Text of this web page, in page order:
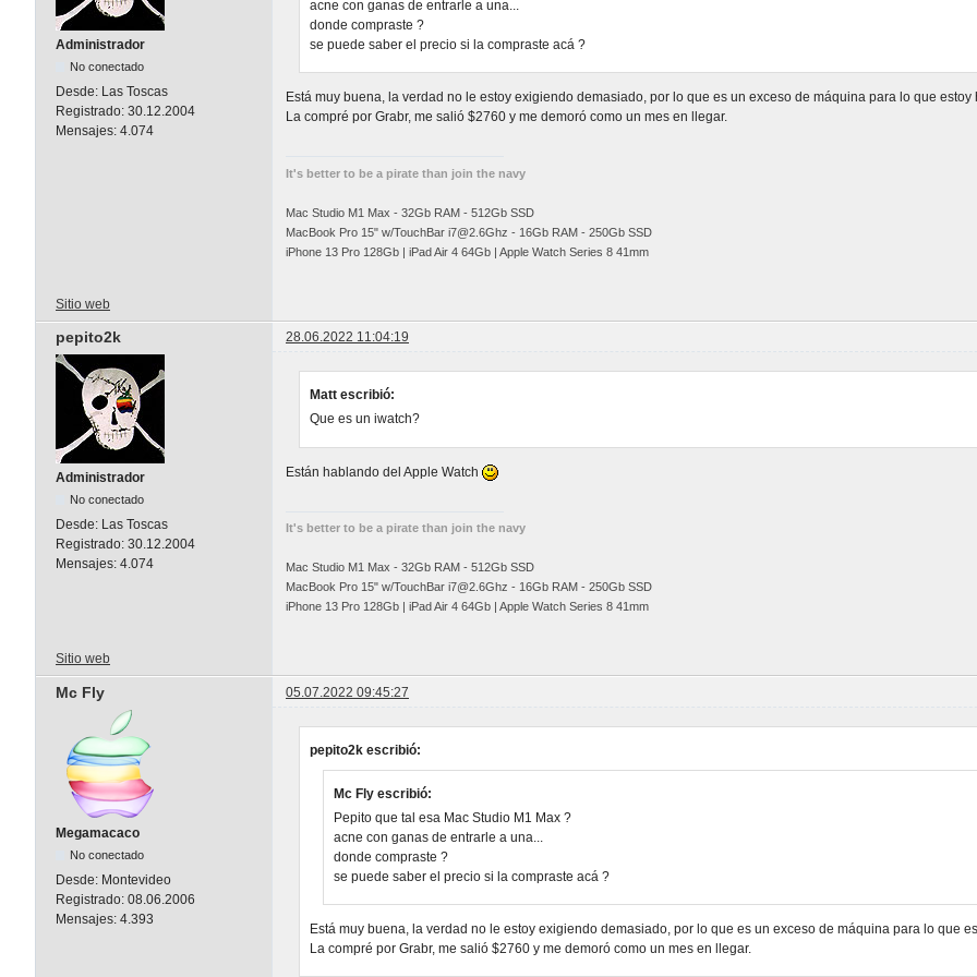
Administrador
No conectado
Desde: Las Toscas
Registrado: 30.12.2004
Mensajes: 4.074
acne con ganas de entrarle a una...
donde compraste ?
se puede saber el precio si la compraste acá ?
Está muy buena, la verdad no le estoy exigiendo demasiado, por lo que es un exceso de máquina para lo que estoy
La compré por Grabr, me salió $2760 y me demoró como un mes en llegar.
It's better to be a pirate than join the navy
Mac Studio M1 Max - 32Gb RAM - 512Gb SSD
MacBook Pro 15" w/TouchBar i7@2.6Ghz - 16Gb RAM - 250Gb SSD
iPhone 13 Pro 128Gb | iPad Air 4 64Gb | Apple Watch Series 8 41mm
Sitio web
pepito2k 28.06.2022 11:04:19
Administrador
No conectado
Desde: Las Toscas
Registrado: 30.12.2004
Mensajes: 4.074
Matt escribió:
Que es un iwatch?
Están hablando del Apple Watch
It's better to be a pirate than join the navy
Mac Studio M1 Max - 32Gb RAM - 512Gb SSD
MacBook Pro 15" w/TouchBar i7@2.6Ghz - 16Gb RAM - 250Gb SSD
iPhone 13 Pro 128Gb | iPad Air 4 64Gb | Apple Watch Series 8 41mm
Sitio web
Mc Fly 05.07.2022 09:45:27
Megamacaco
No conectado
Desde: Montevideo
Registrado: 08.06.2006
Mensajes: 4.393
pepito2k escribió:
Mc Fly escribió:
Pepito que tal esa Mac Studio M1 Max ?
acne con ganas de entrarle a una...
donde compraste ?
se puede saber el precio si la compraste acá ?
Está muy buena, la verdad no le estoy exigiendo demasiado, por lo que es un exceso de máquina para lo que
La compré por Grabr, me salió $2760 y me demoró como un mes en llegar.